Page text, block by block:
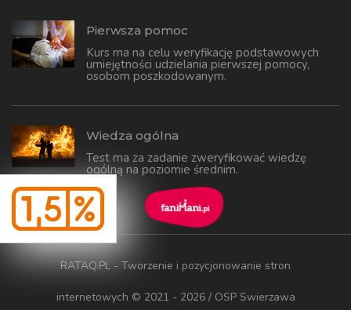
Pierwsza pomoc
Kurs ma na celu weryfikację podstawowych
umiejętności udzielania pierwszej pomocy,
osobom poszkodowanym.
Wiedza ogólna
Test ma za zadanie zweryfikować wiedzę
ogólną na poziomie średnim.
RATAQ.PL - Tworzenie i pozycjonowanie stron
internetowych © 2021 - 2026 / OSP Swierzawa